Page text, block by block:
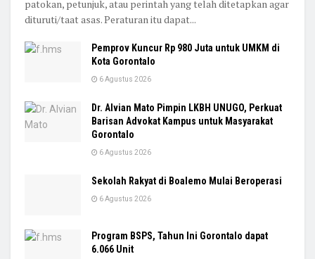
patokan, petunjuk, atau perintah yang telah ditetapkan agar
dituruti/taat asas. Peraturan itu dapat...
Pemprov Kuncur Rp 980 Juta untuk UMKM di
Kota Gorontalo
6 Agustus 2026
Dr. Alvian Mato Pimpin LKBH UNUGO, Perkuat
Barisan Advokat Kampus untuk Masyarakat
Gorontalo
6 Agustus 2026
Sekolah Rakyat di Boalemo Mulai Beroperasi
6 Agustus 2026
Program BSPS, Tahun Ini Gorontalo dapat
6.066 Unit